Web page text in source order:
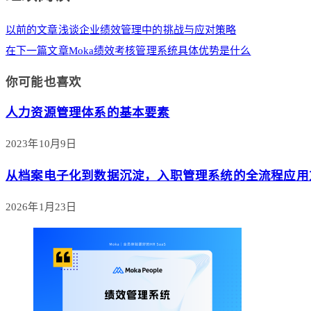
以前的文章浅谈企业绩效管理中的挑战与应对策略
在下一篇文章Moka绩效考核管理系统具体优势是什么
你可能也喜欢
人力资源管理体系的基本要素
2023年10月9日
从档案电子化到数据沉淀，入职管理系统的全流程应
2026年1月23日